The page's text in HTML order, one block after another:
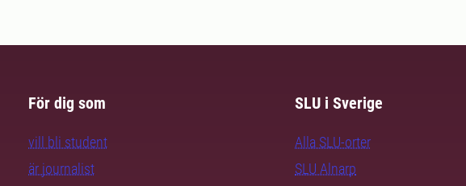
För dig som
vill bli student
är journalist
SLU i Sverige
Alla SLU-orter
SLU Alnarp